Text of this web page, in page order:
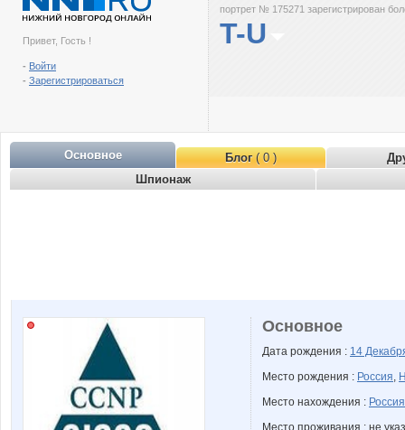
Привет, Гость !
- Войти
- Зарегистрироваться
портрет № 175271 зарегистрирован
T-U
Основное Блог( 0 )
Шпионаж
Основное
Дата рождения : 14
Место рождения : Россия,
Место нахождения : Россия
Место проживания : не